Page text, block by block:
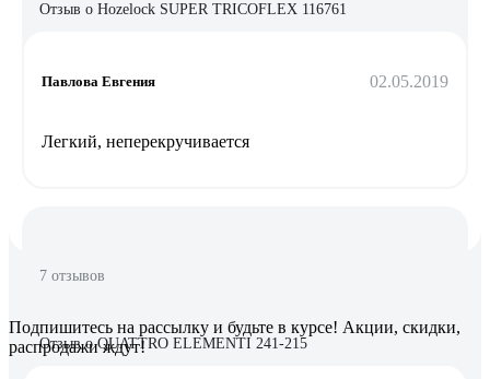
Отзыв о Hozelock SUPER TRICOFLEX 116761
Павлова Евгения 02.05.2019
Легкий, неперекручивается
7 отзывов
Отзыв о QUATTRO ELEMENTI 241-215
Подпишитесь на рассылку и будьте в курсе! Акции, скидки,
распродажи ждут!